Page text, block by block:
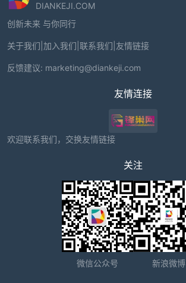
DIANKEJI.COM
创新未来 与你同行
关于我们 加入我们 联系我们 友情链接
反馈建议: marketing@diankeji.com
友情连接
欢迎联系我们，交换友情链接
关注
微信公众号 新浪微博